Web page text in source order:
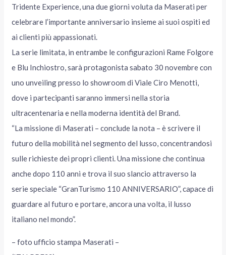
Tridente Experience, una due giorni voluta da Maserati per
celebrare l’importante anniversario insieme ai suoi ospiti ed
ai clienti più appassionati.
La serie limitata, in entrambe le configurazioni Rame Folgore
e Blu Inchiostro, sarà protagonista sabato 30 novembre con
uno unveiling presso lo showroom di Viale Ciro Menotti,
dove i partecipanti saranno immersi nella storia
ultracentenaria e nella moderna identità del Brand.
“La missione di Maserati – conclude la nota – è scrivere il
futuro della mobilità nel segmento del lusso, concentrandosi
sulle richieste dei propri clienti. Una missione che continua
anche dopo 110 anni e trova il suo slancio attraverso la
serie speciale “GranTurismo 110 ANNIVERSARIO”, capace di
guardare al futuro e portare, ancora una volta, il lusso
italiano nel mondo”.
– foto ufficio stampa Maserati –